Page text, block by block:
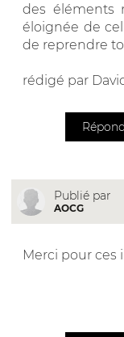
des éléments
éloignée de
de reprendre
rédigé par
Publié par
AOCG
Merci pour ces